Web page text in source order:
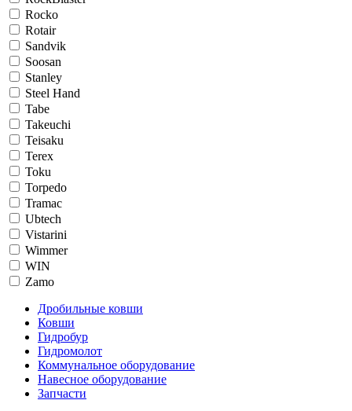
Rocko
Rotair
Sandvik
Soosan
Stanley
Steel Hand
Tabe
Takeuchi
Teisaku
Terex
Toku
Torpedo
Tramac
Ubtech
Vistarini
Wimmer
WIN
Zamo
Дробильные ковши
Ковши
Гидробур
Гидромолот
Коммунальное оборудование
Навесное оборудование
Запчасти